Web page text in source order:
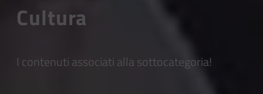
Cultura
I contenuti associati alla sottocategoria!